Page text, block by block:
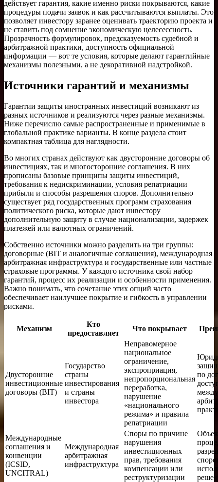
действует гарантия, какие именно риски покрываются, какие
процедуры подачи заявок и как рассчитываются выплаты. Это
позволяет инвестору заранее оценивать траекторию проекта и
не ставить под сомнение экономическую целесессность.
Прозрачность формулировок, предсказуемость судебной и
арбитражной практики, доступность официальной
информации — вот те условия, которые делают гарантийные
механизмы полезными, а не декоративной надстройкой.
Источники гарантий и механизмы
Гарантии защиты иностранных инвестиций возникают из
разных источников и реализуются через разные механизмы.
Ниже перечислю самые распространенные и применимые в
глобальной практике варианты. В конце раздела стоит
компактная таблица для наглядности.
Во многих странах действуют как двусторонние договоры об
инвестициях, так и многосторонние соглашения. В них
прописаны базовые принципы защиты инвестиций,
требования к недискриминации, условия репатриации
прибыли и способы разрешения споров. Дополнительно
существует ряд государственных программ страхования
политического риска, которые дают инвестору
дополнительную защиту в случае национализации, задержек
платежей или валютных ограничений.
Собственно источники можно разделить на три группы:
договорные (BIT и аналогичные соглашения), международная
арбитражная инфраструктура и государственные или частные
страховые программы. У каждого источника свой набор
гарантий, процесс их реализации и особенности применения.
Важно понимать, что сочетание этих опций часто
обеспечивает наилучшее покрытие и гибкость в управлении
рисками.
Механизм
Кто
предоставляет
Что покрывает
Двусторонние
инвестиционные
договоры (BIT)
Государство
страны
инвестирования
и страны
инвестора
Неправомерное
национальное
ограничение,
экспроприация,
непропорциональная
переработка,
нарушение
«национального
режима» и правила
репатриации
по
Международные
соглашения и
конвенции
(ICSID,
UNCITRAL)
Международная
арбитражная
инфраструктура
Споры по причине
нарушения
инвестиционных
прав, требования
компенсации или
реструктуризации